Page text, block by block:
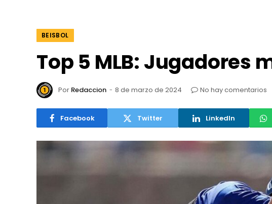
BEISBOL
Top 5 MLB: Jugadores
Por Redaccion 8 de marzo de 2024 No hay comentarios
Facebook Twitter LinkedIn